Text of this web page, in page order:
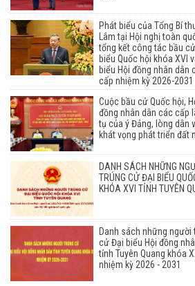
Phát biểu của Tổng Bí
Lâm tại Hội nghị toàn
tổng kết công tác bầu
biểu Quốc hội khóa XVI
biểu Hội đồng nhân dân
cấp nhiệm kỳ 2026-2031
Cuộc bầu cử Quốc hội,
đồng nhân dân các cấp
tụ của ý Đảng, lòng dân
khát vọng phát triển đất
DANH SÁCH NHỮNG
TRÚNG CỬ ĐẠI BIỂU
KHÓA XVI TỈNH TUYÊN
Danh sách những người
cử Đại biểu Hội đồng
tỉnh Tuyên Quang khóa
nhiệm kỳ 2026 - 2031